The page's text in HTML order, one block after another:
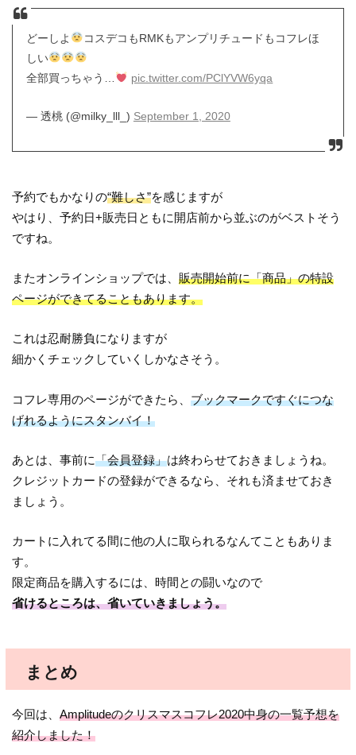
どーしよ
コスデコもRMKもアンプリチュードもコフレほ
しい
全部買っちゃう…
pic.twitter.com/PClYVW6yqa
— 透桃 (@milky_lll_) September 1, 2020
予約でもかなりの“難しさ”を感じますが
やはり、予約日+販売日ともに開店前から並ぶのがベストそう
ですね。
またオンラインショップでは、販売開始前に「商品」の特設
ページができてることもあります。
これは忍耐勝負になりますが
細かくチェックしていくしかなさそう。
コフレ専用のページができたら、ブックマークですぐにつな
げれるようにスタンバイ！
あとは、事前に「会員登録」は終わらせておきましょうね。
クレジットカードの登録ができるなら、それも済ませておき
ましょう。
カートに入れてる間に他の人に取られるなんてこともありま
す。
限定商品を購入するには、時間との闘いなので
省けるところは、省いていきましょう。
まとめ
今回は、Amplitudeのクリスマスコフレ2020中身の一覧予想を
紹介しました！